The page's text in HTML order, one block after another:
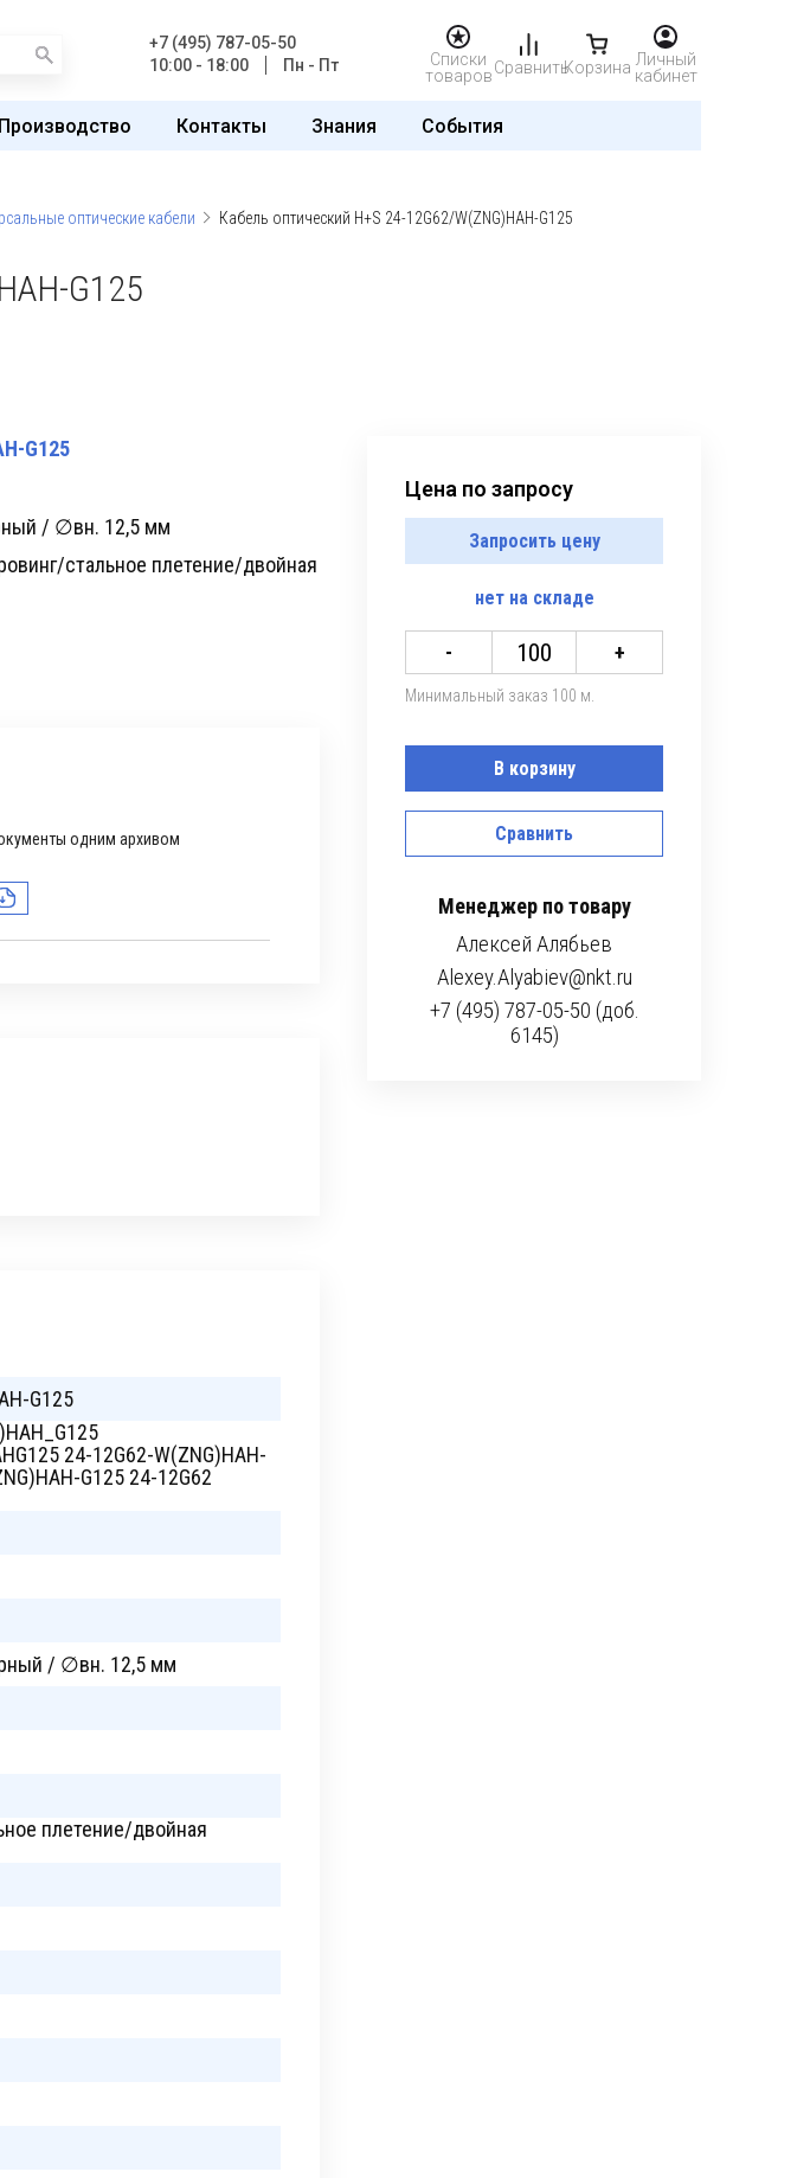
+7 (495) 787-05-50
10:00 - 18:00
Пн - Пт
Списки
товаровСравнитьКорзина Личный
кабинет
Производство Контакты Знания События
оптические кабели Кабель оптический H+S 24-12G62/W(ZNG)HAH-G125
G125
G125
/ ∅вн. 12,5 мм
стальное плетение/двойная
одним архивом
G125
24-12G62-W(ZNG)HAH-
G125 24-12G62
/ ∅вн. 12,5 мм
плетение/двойная
Цена по запросу
Запросить цену
нет на складе
- +
Минимальный заказ 100 м.
В корзину
Сравнить
Менеджер по товару
Алексей Алябьев
Alexey.Alyabiev@nkt.ru
+7 (495) 787-05-50 (доб.
6145)